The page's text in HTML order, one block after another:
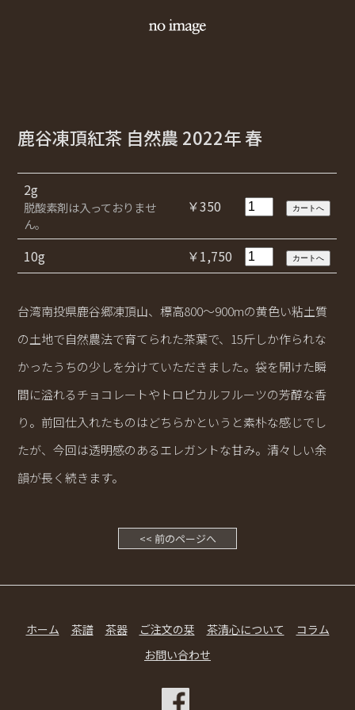
鹿谷凍頂紅茶 自然農 2022年 春
2g
脱酸素剤は入っておりませ
ん。
￥350
10g ￥1,750
台湾南投県鹿谷郷凍頂山、標高800～900mの黄色い粘土質
の土地で自然農法で育てられた茶葉で、15斤しか作られな
かったうちの少しを分けていただきました。袋を開けた瞬
間に溢れるチョコレートやトロピカルフルーツの芳醇な香
り。前回仕入れたものはどちらかというと素朴な感じでし
たが、今回は透明感のあるエレガントな甘み。清々しい余
韻が長く続きます。
<< 前のページへ
ホーム 茶譜 茶器 ご注文の栞 茶清心について
コラム
お問い合わせ